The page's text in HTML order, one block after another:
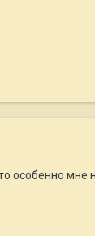
особенно мне